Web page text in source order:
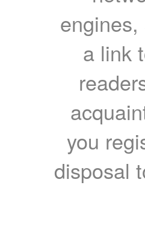
a link
you
disposal